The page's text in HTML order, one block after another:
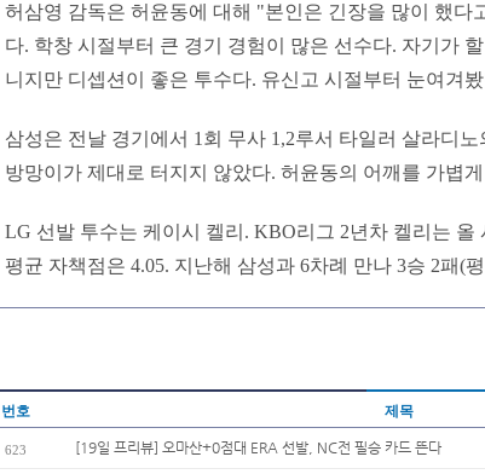
허삼영 감독은 허윤동에 대해 "본인은 긴장을 많이 했다
다. 학창 시절부터 큰 경기 경험이 많은 선수다. 자기가
니지만 디셉션이 좋은 투수다. 유신고 시절부터 눈여겨
삼성은 전날 경기에서 1회 무사 1,2루서 타일러 살라디
방망이가 제대로 터지지 않았다. 허윤동의 어깨를 가볍
LG 선발 투수는 케이시 켈리. KBO리그 2년차 켈리는 올
평균 자책점은 4.05. 지난해 삼성과 6차례 만나 3승 2패(
번호 제목
623 [19일 프리뷰] 오마산+0점대 ERA 선발, NC전 필승 카드 뜬다